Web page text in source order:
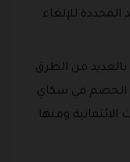
المحددة للإلغاء
بالعديد من الطرق
الخصم في سكاي
ومنها